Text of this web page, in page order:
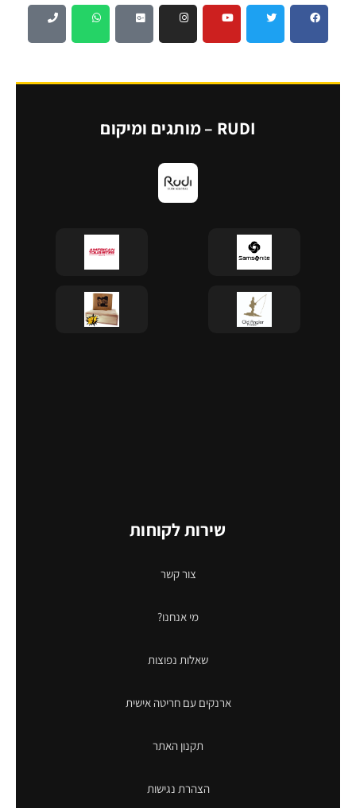
RUDI – מותגים ומיקום
שירות לקוחות
צור קשר
מי אנחנו?
שאלות נפוצות
ארנקים עם חריטה אישית
תקנון האתר
הצהרת נגישות